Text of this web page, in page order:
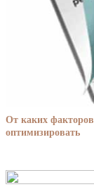
От каких
оптимизировать